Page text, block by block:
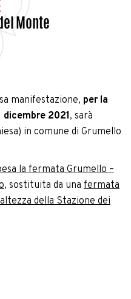
manifestazione, per la
dicembre 2021, sarà
in comune di Grumello
la fermata Grumello –
, sostituita da una fermata
della Stazione dei